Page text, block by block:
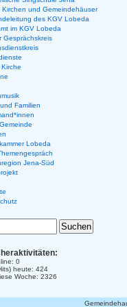
Kirchen und Gemeindehäuser
des KGV Lobeda
im KGV Lobeda
Gesprächskreis
Familien
Lobeda
Jena-Süd
0
heute: 424
Woche: 2326